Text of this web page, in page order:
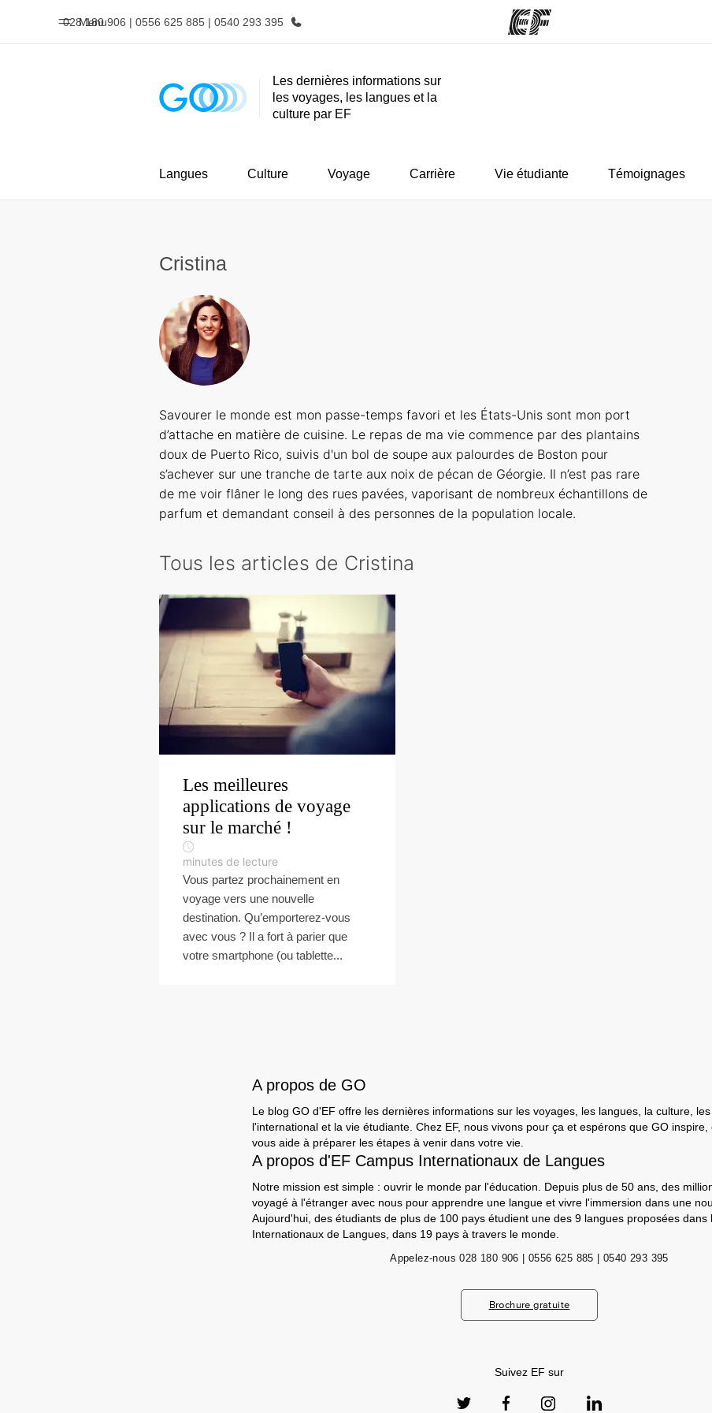
Menu
028 180 906 | 0556 625 885 | 0540 293 395
Accueil Programmes
Nos offres
Les dernières informations sur
les voyages, les langues et la
culture par EF
Langues Culture Voyage Carrière Vie étudiante Témoignages
Cristina
Savourer le monde est mon passe-temps favori et les États-Unis sont mon port
d’attache en matière de cuisine. Le repas de ma vie commence par des plantains
doux de Puerto Rico, suivis d'un bol de soupe aux palourdes de Boston pour
s’achever sur une tranche de tarte aux noix de pécan de Géorgie. Il n’est pas rare
de me voir flâner le long des rues pavées, vaporisant de nombreux échantillons de
parfum et demandant conseil à des personnes de la population locale.
Tous les articles de Cristina
Les meilleures
applications de voyage
sur le marché !
minutes de lecture
Vous partez prochainement en
voyage vers une nouvelle
destination. Qu’emporterez-vous
avec vous ? Il a fort à parier que
votre smartphone (ou tablette...
A propos de GO
Le blog GO d'EF offre les dernières informations sur les voyages, les langues, la culture,
l'international et la vie étudiante. Chez EF, nous vivons pour ça et espérons que GO
vous aide à préparer les étapes à venir dans votre vie.
A propos d'EF Campus Internationaux de Langues
Notre mission est simple : ouvrir le monde par l'éducation. Depuis plus de 50 ans, des
voyagé à l'étranger avec nous pour apprendre une langue et vivre l'immersion dans une
Aujourd'hui, des étudiants de plus de 100 pays étudient une des 9 langues proposées dans
Internationaux de Langues, dans 19 pays à travers le monde.
Appelez-nous 028 180 906 | 0556 625 885 | 0540 293 395
Brochure gratuite
Suivez EF sur